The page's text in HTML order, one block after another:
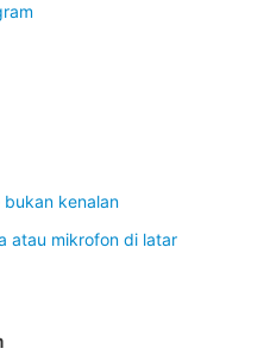
kenalan
atau mikrofon di latar